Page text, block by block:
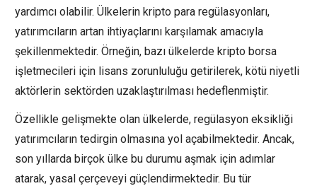
yardımcı olabilir. Ülkelerin kripto para regülasyonları,
yatırımcıların artan ihtiyaçlarını karşılamak amacıyla
şekillenmektedir. Örneğin, bazı ülkelerde kripto borsa
işletmecileri için lisans zorunluluğu getirilerek, kötü niyetli
aktörlerin sektörden uzaklaştırılması hedeflenmiştir.
Özellikle gelişmekte olan ülkelerde, regülasyon eksikliği
yatırımcıların tedirgin olmasına yol açabilmektedir. Ancak,
son yıllarda birçok ülke bu durumu aşmak için adımlar
atarak, yasal çerçeveyi güçlendirmektedir. Bu tür